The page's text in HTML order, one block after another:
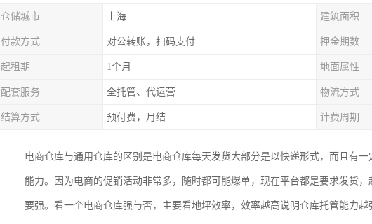
仓储城市 上海 建筑面积
付款方式 对公转账，扫码支付 押金期数
起租期 1个月 地面属性
配套服务 全托管、代运营 物流方式
结算方式 预付费，月结 计费周期
电商仓库与通用仓库的区别是电商仓库每天发货大部分是以快递形式，而且有
能力。因为电商的促销活动非常多，随时都可能爆单，现在平台都是要求发货
要强。看一个电商仓库强与否，主要看地坪效率，效率越高说明仓库托管能力